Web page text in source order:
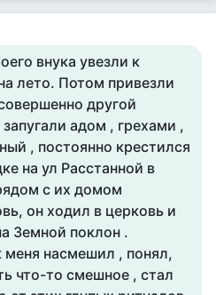
внука увезли к
лето. Потом привезли
другой
адом , грехами ,
, постоянно крестился
на ул Расстанной в
с их домом
он ходил в церковь и
Земной поклон .
меня насмешил , понял,
что-то смешное , стал